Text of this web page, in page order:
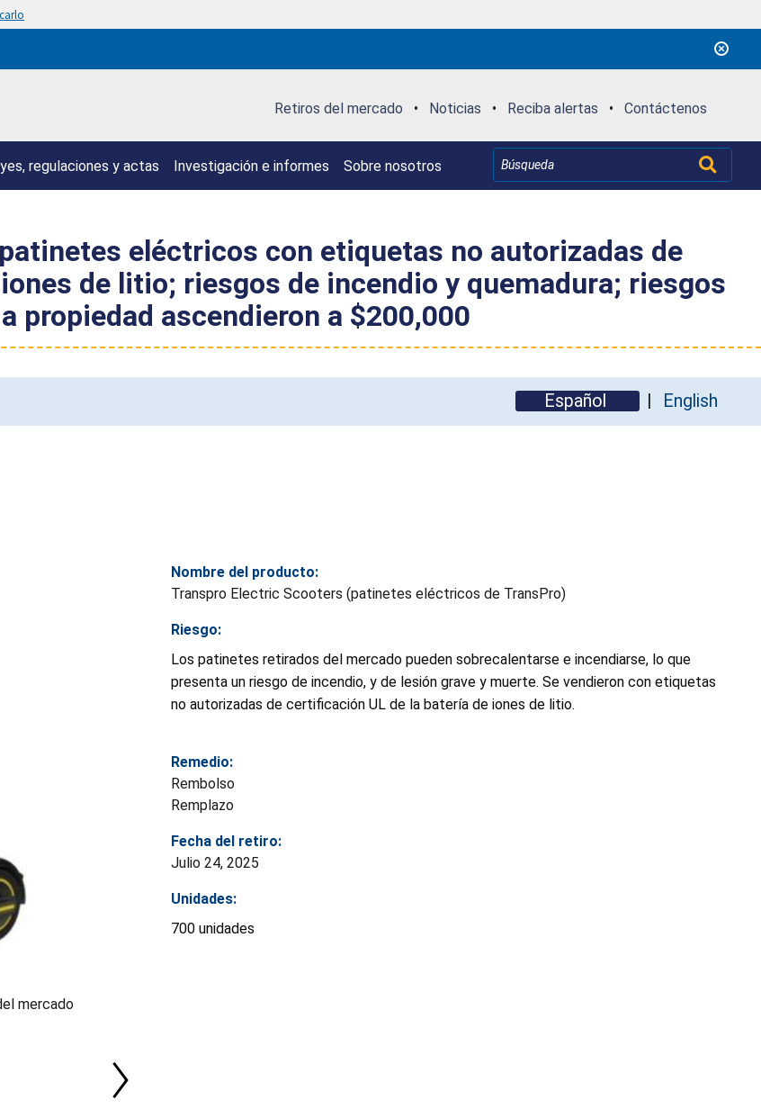
Retiros del mercado • Noticias • Reciba alertas • Contáctenos
regulaciones y actas Investigación e informes Sobre nosotros
eléctricos con etiquetas no autorizadas de
de litio; riesgos de incendio y quemadura; riesgos
propiedad ascendieron a $200,000
Español English
mercado
Nombre del producto:
Transpro Electric Scooters (patinetes eléctricos de TransPro)
Riesgo:
Los patinetes retirados del mercado pueden sobrecalentarse e incendiarse, lo que
presenta un riesgo de incendio, y de lesión grave y muerte. Se vendieron con etiquetas
no autorizadas de certificación UL de la batería de iones de litio.
Remedio:
Rembolso
Remplazo
Fecha del retiro:
Julio 24, 2025
Unidades:
700 unidades